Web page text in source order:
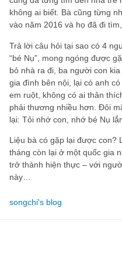
không ai biết. Bà cũng từng
vào năm 2016 và họ đã đi
Trả lời câu hỏi tại sao có 4
“bé Nụ”, mong ngóng được
bỏ nhà ra đi, ba người con
gia đình bên nội, lại có anh
em ruột, không có ai thân
phải thương nhiều hơn. Đôi
lại: Tôi nhớ con, nhớ bé Nụ
Liệu bà có gặp lại được con?
tháng còn lại ở một quốc gia
trở thành hiện thực – với
này…
songchi's blog